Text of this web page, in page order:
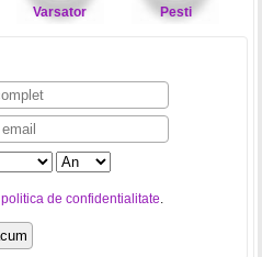
Varsator Pesti
politica de confidentialitate.